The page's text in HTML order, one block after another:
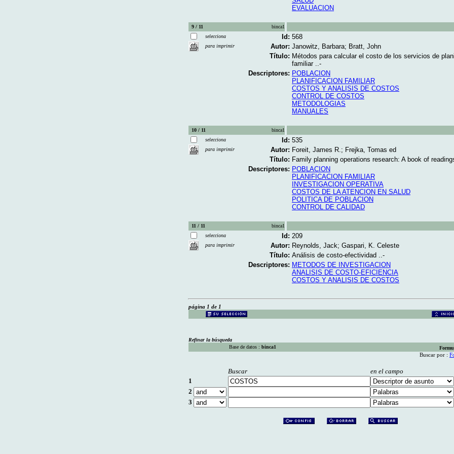
EVALUACION
9 / 11
binca1
selecciona
para imprimir
Id: 568
Autor: Janowitz, Barbara; Bratt, John
Título: Métodos para calcular el costo de los servicios de
familiar ..-
Descriptores: POBLACION
PLANIFICACION FAMILIAR
COSTOS Y ANALISIS DE COSTOS
CONTROL DE COSTOS
METODOLOGIAS
MANUALES
10 / 11
binca1
selecciona
para imprimir
Id: 535
Autor: Foreit, James R.; Frejka, Tomas ed
Título: Family planning operations research: A book of
Descriptores: POBLACION
PLANIFICACION FAMILIAR
INVESTIGACION OPERATIVA
COSTOS DE LA ATENCION EN SALUD
POLITICA DE POBLACION
CONTROL DE CALIDAD
11 / 11
binca1
selecciona
para imprimir
Id: 209
Autor: Reynolds, Jack; Gaspari, K. Celeste
Título: Análisis de costo-efectividad ..-
Descriptores: METODOS DE INVESTIGACION
ANALISIS DE COSTO-EFICIENCIA
COSTOS Y ANALISIS DE COSTOS
página 1 de 1
Refinar la búsqueda
Base de datos : binca1
Buscar por :
Buscar
en el campo
1
2
3